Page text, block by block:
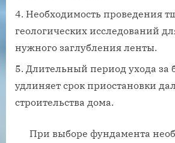
Необходимость проведения
геологических исследований
нужного заглубления ленты.
Длительный период ухода за
удлиняет срок приостановки
строительства дома.
При выборе фундамента